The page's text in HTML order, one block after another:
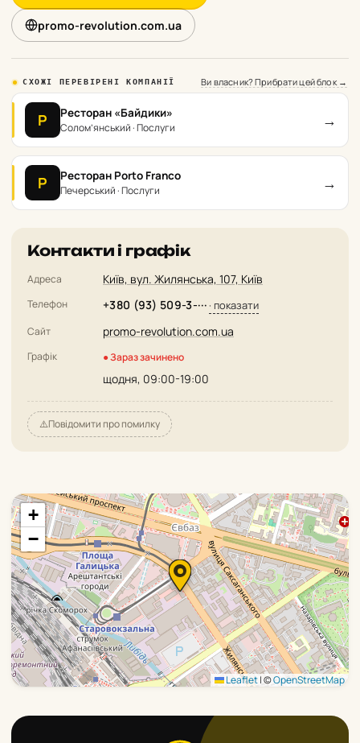
promo-revolution.com.ua
СХОЖІ ПЕРЕВІРЕНІ КОМПАНІЇ Ви власник? Прибрати цей блок →
Р Ресторан «Байдики»
Солом’янський · Послуги →
Р Ресторан Porto Franco
Печерський · Послуги →
Контакти і графік
Адреса Київ, вул. Жилянська, 107, Київ
Телефон +380 (93) 509-3-··· · показати
Сайт promo-revolution.com.ua
Графік ● Зараз зачинено
щодня, 09:00-19:00
⚠️Повідомити про помилку
+
−
Leaflet|©OpenStreetMap